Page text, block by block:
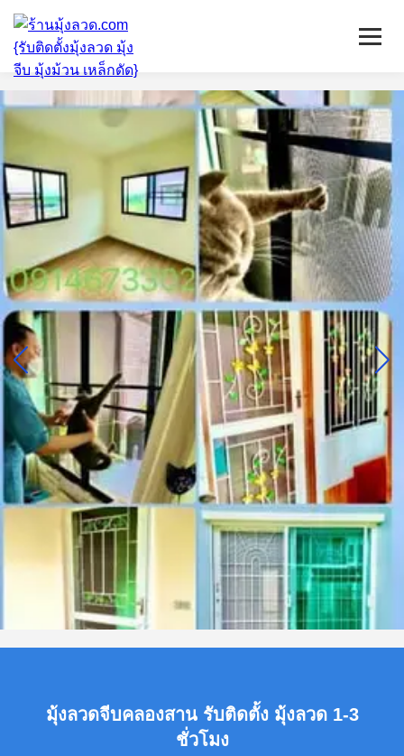
หน้าแรก
มุ้งลวดจีบ
เหล็กดัด
ติดตั้งกระจก
บริการ/พื้นที่ติดตั้ง
บทความ
ติดต่อเรา
มุ้งลวดจีบคลองสาน รับติดตั้ง มุ้งลวด 1-3
ชั่วโมง